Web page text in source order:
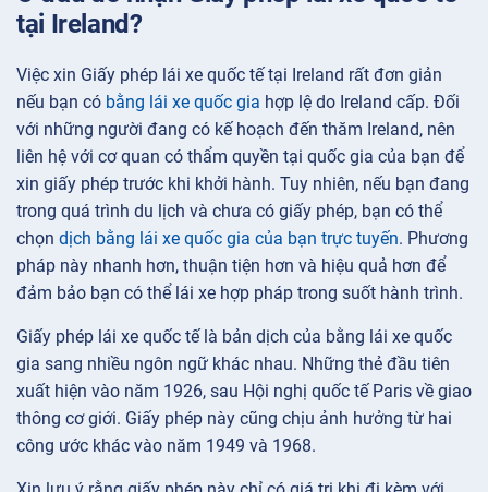
tại Ireland?
Việc xin Giấy phép lái xe quốc tế tại Ireland rất đơn giản
nếu bạn có bằng lái xe quốc gia hợp lệ do Ireland cấp. Đối
với những người đang có kế hoạch đến thăm Ireland, nên
liên hệ với cơ quan có thẩm quyền tại quốc gia của bạn để
xin giấy phép trước khi khởi hành. Tuy nhiên, nếu bạn đang
trong quá trình du lịch và chưa có giấy phép, bạn có thể
chọn dịch bằng lái xe quốc gia của bạn trực tuyến. Phương
pháp này nhanh hơn, thuận tiện hơn và hiệu quả hơn để
đảm bảo bạn có thể lái xe hợp pháp trong suốt hành trình.
Giấy phép lái xe quốc tế là bản dịch của bằng lái xe quốc
gia sang nhiều ngôn ngữ khác nhau. Những thẻ đầu tiên
xuất hiện vào năm 1926, sau Hội nghị quốc tế Paris về giao
thông cơ giới. Giấy phép này cũng chịu ảnh hưởng từ hai
công ước khác vào năm 1949 và 1968.